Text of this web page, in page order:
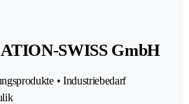
SWISS GmbH
• Industriebedarf